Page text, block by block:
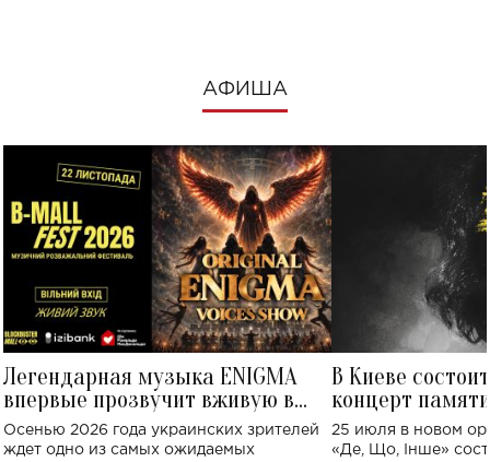
АФИША
Легендарная музыка ENIGMA
впервые прозвучит вживую в
Украине: где состоится концерт
Осенью 2026 года украинских зрителей
ждет одно из самых ожидаемых
В Киеве
концерт
Клименко:
исполнят песни
25 июля в новом
«Де, Що, Інше»